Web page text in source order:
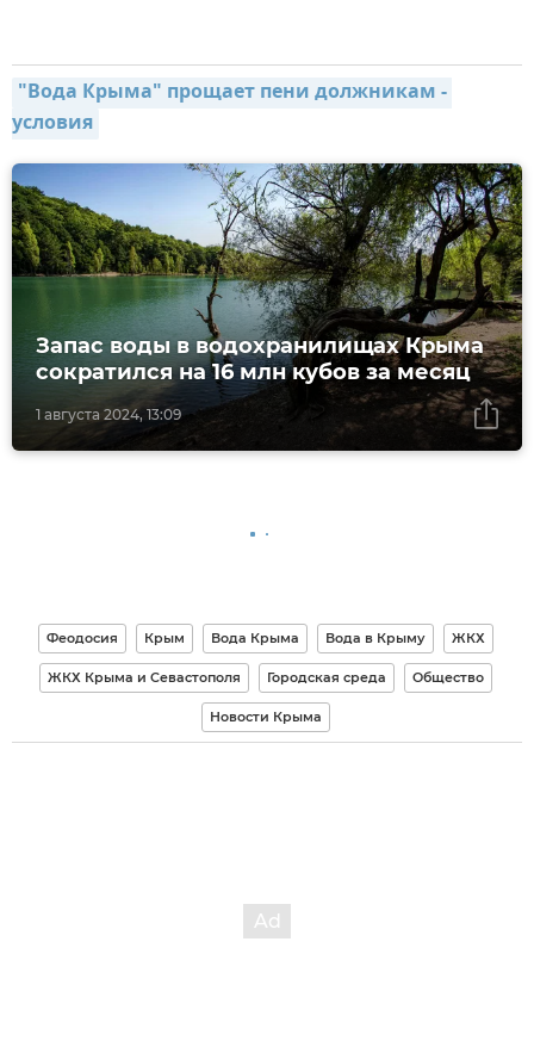
"Вода Крыма" прощает пени должникам -
условия
1 августа 2024, 13:09
Запас воды в водохранилищах Крыма
сократился на 16 млн кубов за месяц
Феодосия Крым Вода Крыма Вода в Крыму ЖКХ
ЖКХ Крыма и Севастополя Городская среда Общество
Новости Крыма